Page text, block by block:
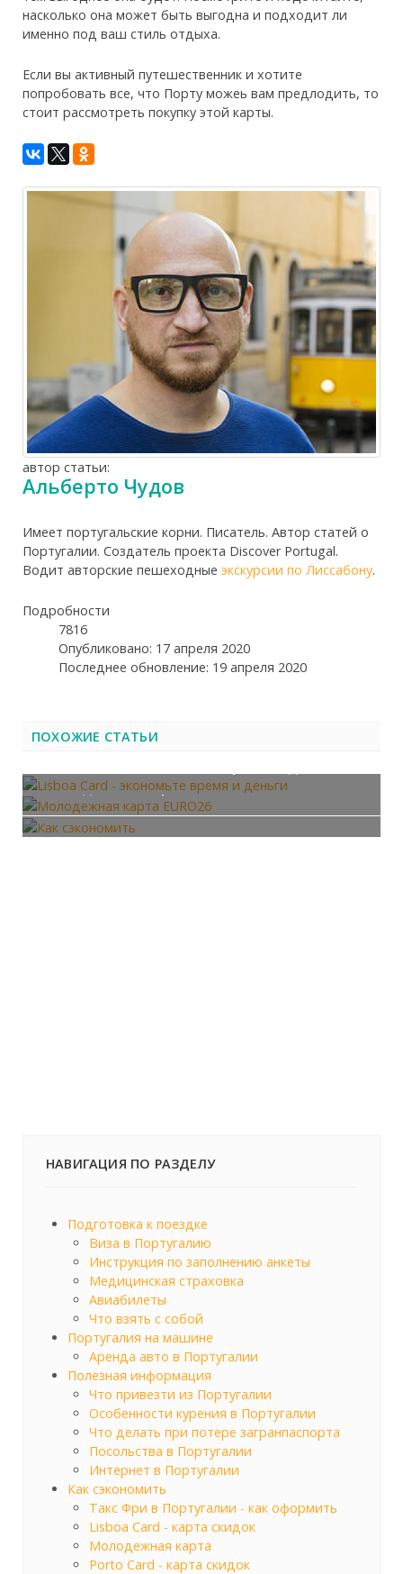
насколько она может быть выгодна и подходит ли
именно под ваш стиль отдыха.
Если вы активный путешественник и хотите
попробовать все, что Порту можеь вам предлодить, то
стоит рассмотреть покупку этой карты.
автор статьи:
Альберто Чудов
Имеет португальские корни. Писатель. Автор статей о
Португалии. Создатель проекта Discover Portugal.
Водит авторские пешеходные экскурсии по Лиссабону.
Подробности
7816
Опубликовано: 17 апреля 2020
Последнее обновление: 19 апреля 2020
ПОХОЖИЕ СТАТЬИ
Молодежная карта EURO26
Как сэкономить
НАВИГАЦИЯ ПО РАЗДЕЛУ
Подготовка к поездке
Виза в Португалию
Инструкция по заполнению анкеты
Медицинская страховка
Авиабилеты
Что взять с собой
Португалия на машине
Аренда авто в Португалии
Полезная информация
Что привезти из Португалии
Особенности курения в Португалии
Что делать при потере загранпаспорта
Посольства в Португалии
Интернет в Португалии
Как сэкономить
Такс Фри в Португалии - как оформить
Lisboa Card - карта скидок
Молодежная карта
Porto Card - карта скидок